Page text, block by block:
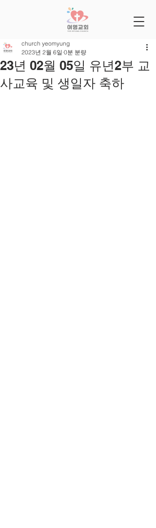
23년 02월 05일 유년2부 교
사교육 및 생일자 축하
church yeomyung
2023년 2월 6일 0분 분량